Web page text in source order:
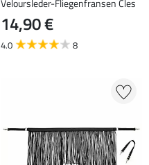
14,90 €
4.0 8